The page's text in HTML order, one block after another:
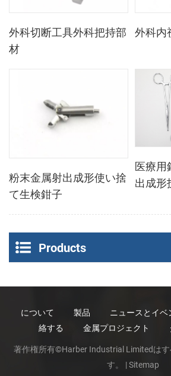
外科切断工具外科把持部
材
外科内
粉末金属射出成形使い捨
て生検鉗子
医療用
出成形
Products
について 製品 ニュースとイベ
絡する
金属プロジェクト
著作権所有©Harber Industrial Limitedは
す。 |Sitemap